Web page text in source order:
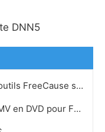
DNN5
Comment désinstaller la barre d'outils FreeCause sur un Mac
Comment faire pour convertir WMV en DVD pour Free